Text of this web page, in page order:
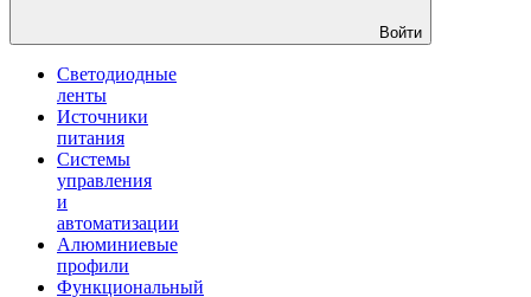
Войти
Светодиодные
ленты
Источники
питания
Системы
управления
и
автоматизации
Алюминиевые
профили
Функциональный